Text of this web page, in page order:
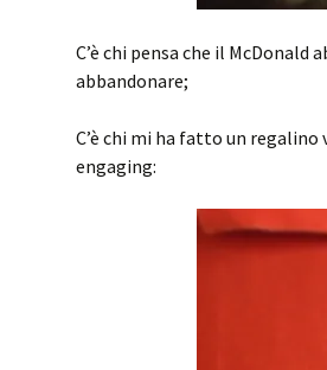
C’è chi pensa che il
abbandonare;
C’è chi mi ha fatto un
engaging: